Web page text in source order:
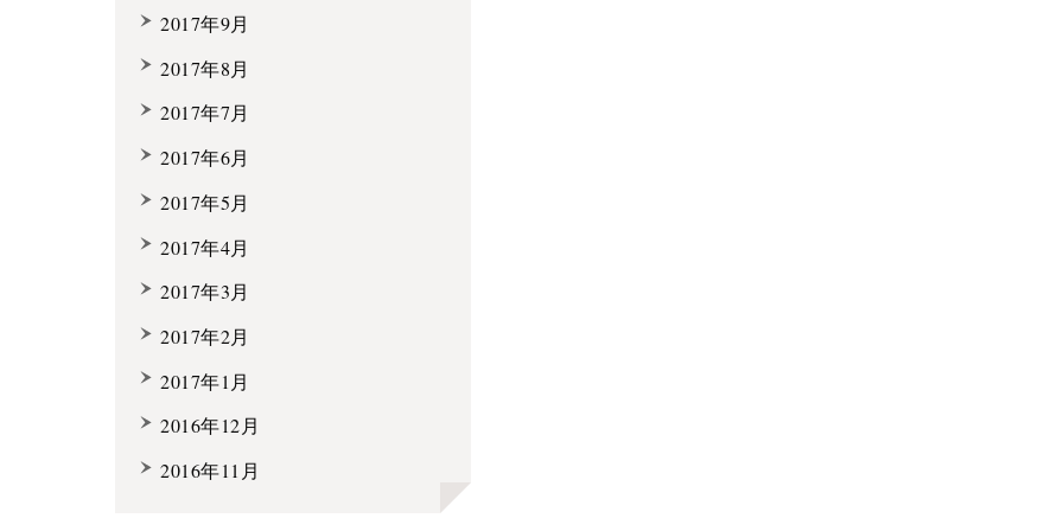
2017年9月
2017年8月
2017年7月
2017年6月
2017年5月
2017年4月
2017年3月
2017年2月
2017年1月
2016年12月
2016年11月